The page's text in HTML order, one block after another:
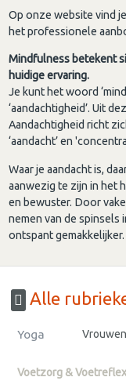
Op onze website vind
het professionele
Mindfulness betekent
huidige ervaring.
Je kunt het woord
‘aandachtigheid’. Uit
Aandachtigheid richt
‘aandacht’ en
Waar je aandacht is,
aanwezig te zijn in het
en bewuster. Door
nemen van de spinsels
ontspant
Alle
Yoga
Voetzorg &